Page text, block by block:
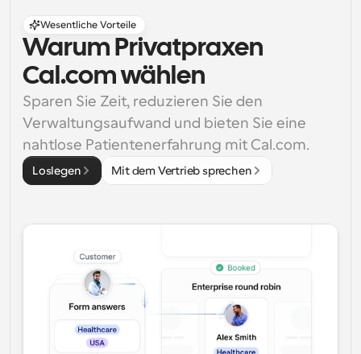
Wesentliche Vorteile
Warum Privatpraxen
Cal.com wählen
Sparen Sie Zeit, reduzieren Sie den
Verwaltungsaufwand und bieten Sie eine
nahtlose Patientenerfahrung mit Cal.com.
Loslegen Mit dem Vertrieb sprechen